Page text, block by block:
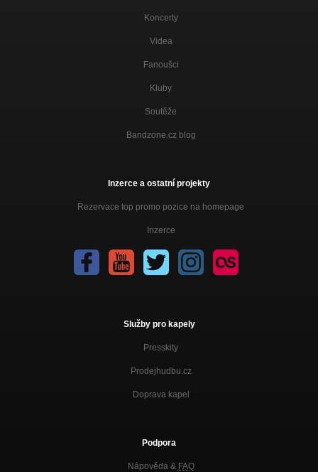
Koncerty
Videa
Fanoušci
Kluby
Soutěže
Bandzone.cz blog
Inzerce a ostatní projekty
Rezervace top promo pozice na homepage
Inzerce
Služby pro kapely
Presskity
Prodejhudbu.cz
Doprava kapel
Podpora
Nápověda & FAQ